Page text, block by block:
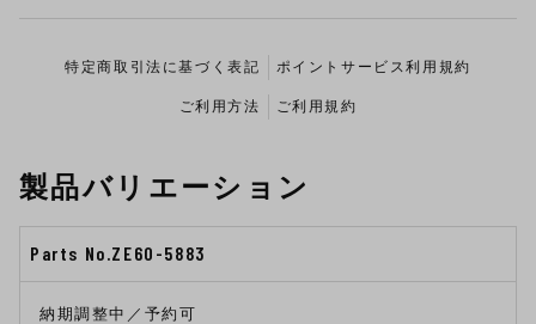
特定商取引法に基づく表記 ポイントサービス利用規約
ご利用方法 ご利用規約
製品バリエーション
Parts No.ZE60-5883
納期調整中／予約可